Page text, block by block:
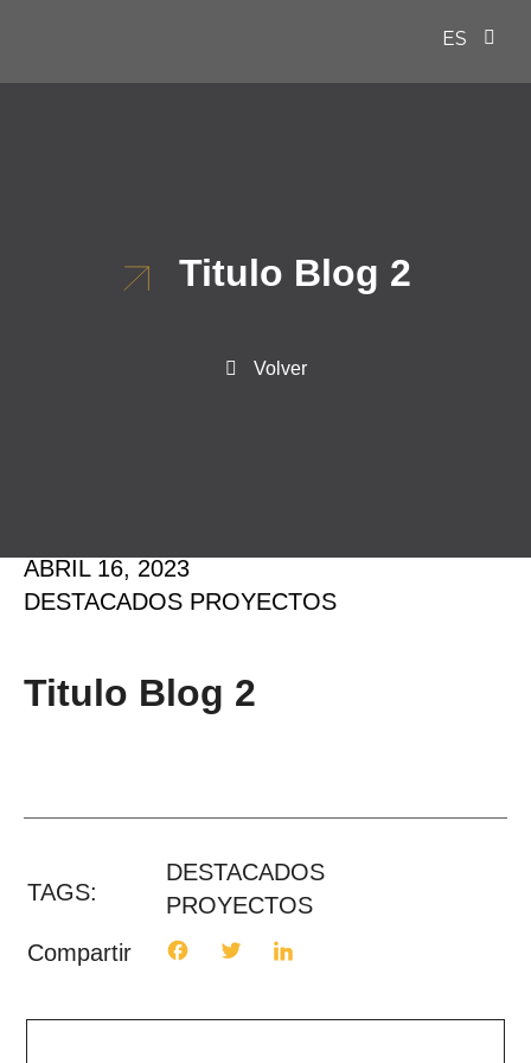
ES
EN
Titulo Blog 2
Volver
ABRIL 16, 2023
DESTACADOS PROYECTOS
Titulo Blog 2
TAGS:
DESTACADOS
PROYECTOS
Compartir